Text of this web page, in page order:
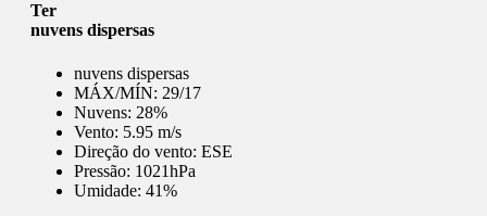
Ter
nuvens dispersas
nuvens dispersas
MÁX/MÍN: 29/17
Nuvens: 28%
Vento: 5.95 m/s
Direção do vento: ESE
Pressão: 1021hPa
Umidade: 41%